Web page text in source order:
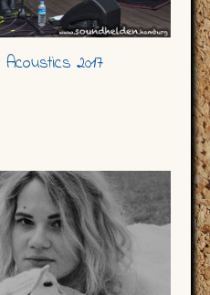
2017